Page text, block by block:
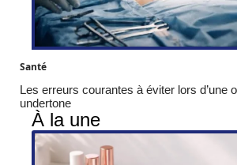
Santé
Les erreurs courantes à éviter lors d’une
undertone
À la une